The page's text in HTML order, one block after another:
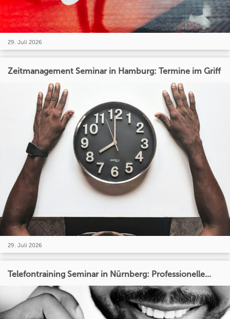
29. Juli 2026
Zeitmanagement Seminar in Hamburg: Termine im Griff
29. Juli 2026
Telefontraining Seminar in Nürnberg: Professionelle...